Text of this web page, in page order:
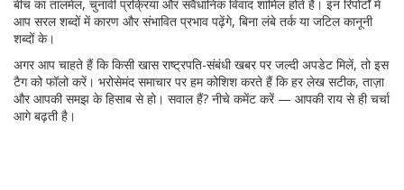
बीच का तालमेल, चुनावी प्रक्रिया और संवैधानिक विवाद शामिल होते हैं। इन रिपोर्टों में
आप सरल शब्दों में कारण और संभावित प्रभाव पढ़ेंगे, बिना लंबे तर्क या जटिल कानूनी
शब्दों के।
अगर आप चाहते हैं कि किसी खास राष्ट्रपति-संबंधी खबर पर जल्दी अपडेट मिलें, तो इस
टैग को फॉलो करें। भरोसेमंद समाचार पर हम कोशिश करते हैं कि हर लेख सटीक, ताज़ा
और आपकी समझ के हिसाब से हो। सवाल हैं? नीचे कमेंट करें — आपकी राय से ही चर्चा
आगे बढ़ती है।